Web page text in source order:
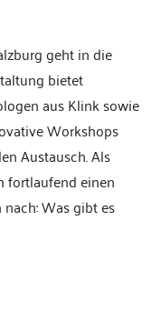
geht in die
bietet
aus Klink sowie
Workshops
Austausch. Als
fortlaufend einen
Was gibt es